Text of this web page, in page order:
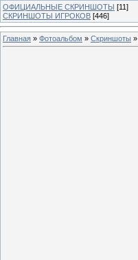
ОФИЦИАЛЬНЫЕ СКРИНШОТЫ [11]
СКРИНШОТЫ ИГРОКОВ [446]
Главная » Фотоальбом » Скриншоты »